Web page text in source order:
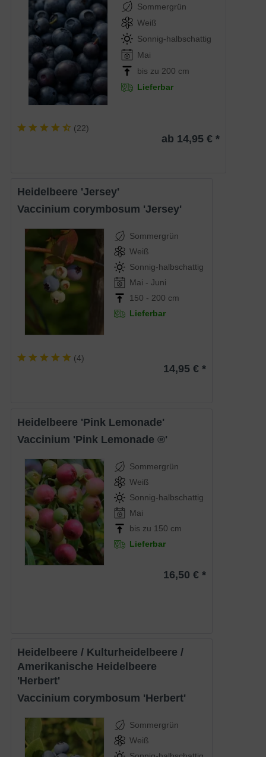
Sommergrün
Weiß
Sonnig-halbschattig
Mai
bis zu 200 cm
Lieferbar
(22)
ab 14,95 € *
Heidelbeere 'Jersey'
Vaccinium corymbosum 'Jersey'
Sommergrün
Weiß
Sonnig-halbschattig
Mai - Juni
150 - 200 cm
Lieferbar
(4)
14,95 € *
Heidelbeere 'Pink Lemonade'
Vaccinium 'Pink Lemonade ®'
Sommergrün
Weiß
Sonnig-halbschattig
Mai
bis zu 150 cm
Lieferbar
16,50 € *
Heidelbeere / Kulturheidelbeere /
Amerikanische Heidelbeere
'Herbert'
Vaccinium corymbosum 'Herbert'
Sommergrün
Weiß